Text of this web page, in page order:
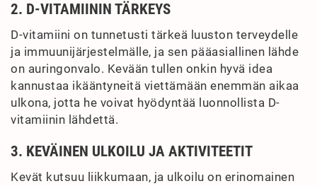
2. D-VITAMIININ TÄRKEYS
D-vitamiini on tunnetusti tärkeä luuston terveydelle
ja immuunijärjestelmälle, ja sen pääasiallinen lähde
on auringonvalo. Kevään tullen onkin hyvä idea
kannustaa ikääntyneitä viettämään enemmän aikaa
ulkona, jotta he voivat hyödyntää luonnollista D-
vitamiinin lähdettä.
3. KEVÄINEN ULKOILU JA AKTIVITEETIT
Kevät kutsuu liikkumaan, ja ulkoilu on erinomainen